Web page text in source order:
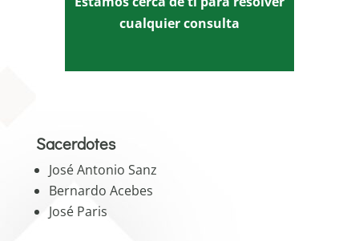
cualquier consulta
Sacerdotes
José Antonio Sanz
Bernardo Acebes
José Paris